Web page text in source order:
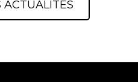
ACTUALITÉS